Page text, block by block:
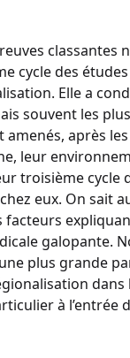
classantes
cycle des
Elle a
souvent les
après
leur
troisième cycle
eux. On sait
facteurs
galopante.
plus grande
dans
à l’entrée